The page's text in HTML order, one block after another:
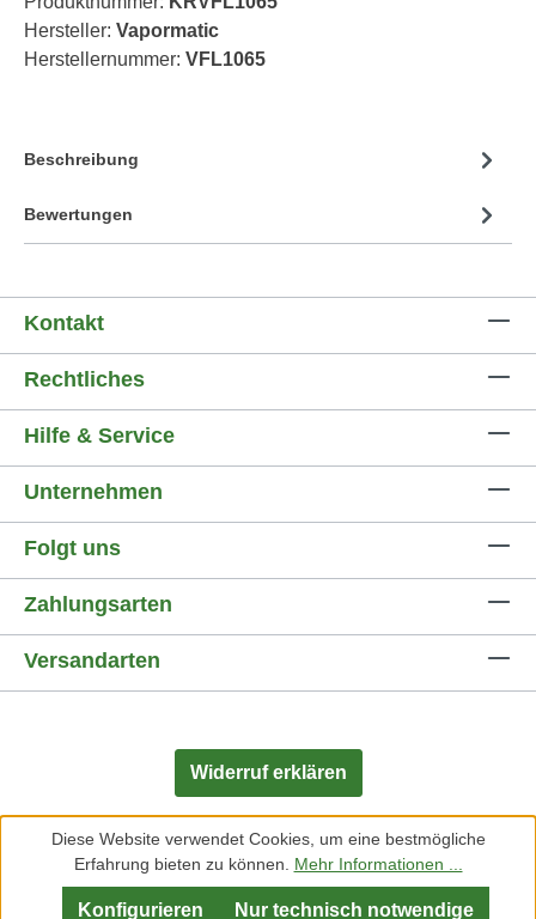
Hersteller: Vapormatic
Herstellernummer: VFL1065
Beschreibung
Bewertungen
Kontakt
Rechtliches
Hilfe & Service
Unternehmen
Folgt uns
Widerruf erklären
Zahlungsarten
Versandarten
Diese Website verwendet Cookies, um eine bestmögliche
Erfahrung bieten zu können. Mehr Informationen ...
Nur technisch notwendige
Konfigurieren